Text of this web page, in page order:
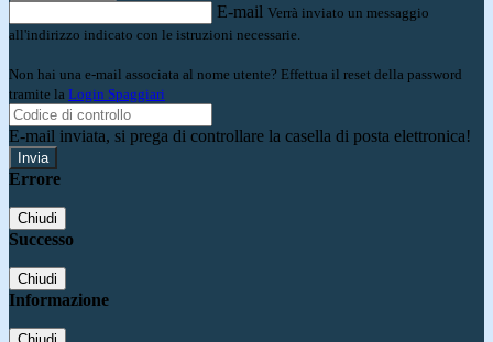
E-mail Verrà inviato un messaggio
all'indirizzo indicato con le istruzioni necessarie.
Non hai una e-mail associata al nome utente? Effettua il reset della password
tramite la Login Spaggiari
E-mail inviata, si prega di controllare la casella di posta elettronica!
Errore
Chiudi
Successo
Chiudi
Informazione